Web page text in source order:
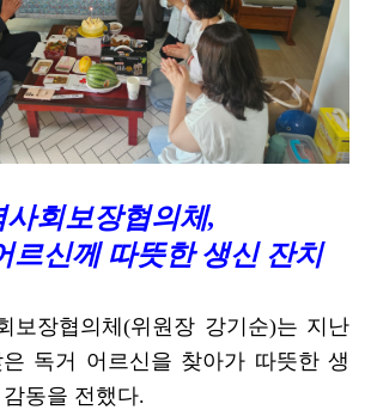
회보장협의체,
르신께 따뜻한 생신 잔치
보장협의체(위원장 강기순)는 지난
독거 어르신을 찾아가 따뜻한 생
동을 전했다.